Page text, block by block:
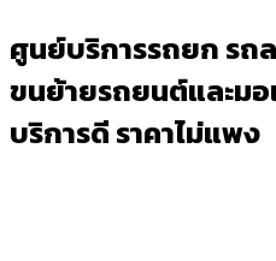
ศูนย์บริการรถยก รถ
ขนย้ายรถยนต์และมอ
บริการดี ราคาไม่แพง